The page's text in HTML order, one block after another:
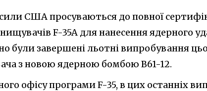
США просуваються до повної
F-35A для нанесення ядерного
були завершені льотні випробування
з новою ядерною бомбою B61-12.
офісу програми F-35, в цих останніх